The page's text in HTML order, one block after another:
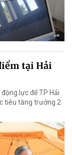
tại Hải
lực để TP Hải
tiêu tăng trưởng 2